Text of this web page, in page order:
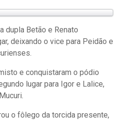
dupla Betão e Renato
deixando o vice para Peidão e
e conquistaram o pódio
lugar para Igor e Lalice,
o fôlego da torcida presente,